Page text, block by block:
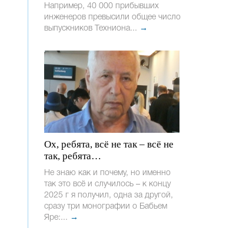
Например, 40 000 прибывших
инженеров превысили общее число
выпускников Техниона... →
Ох, ребята, всё не так – всё не
так, ребята…
Не знаю как и почему, но именно
так это всё и случилось – к концу
2025 г я получил, одна за другой,
сразу три монографии о Бабьем
Яре:... →